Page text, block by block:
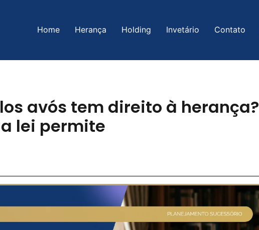
Home Herança Holding Invetário Contato
avós tem direito à herança?
lei permite